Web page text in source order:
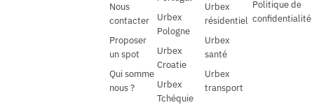
Nous
contacter
Proposer
un spot
Qui somme
nous ?
Urbex
Pologne
Urbex
Croatie
Urbex
Tchéquie
Urbex
résidentiel
Urbex
santé
Urbex
transport
Politique de
confidentialité